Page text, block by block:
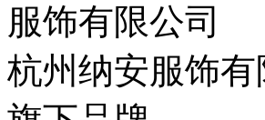
服饰有限公司
杭州纳安服饰有